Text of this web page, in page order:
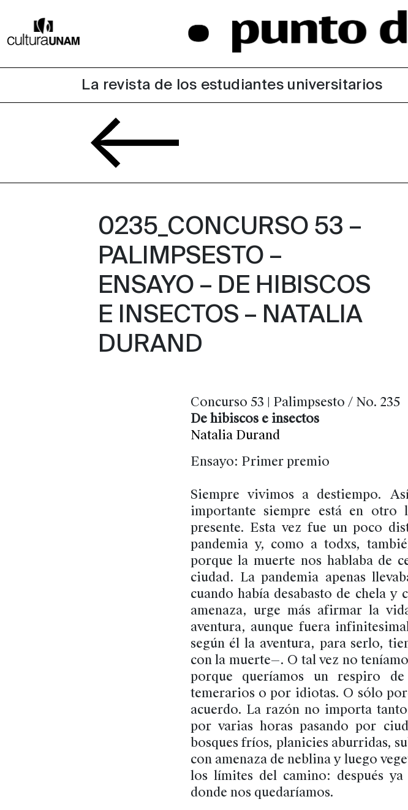
La revista de los estudiantes universitarios
0235_CONCURSO 53 –
PALIMPSESTO –
ENSAYO – DE HIBISCOS
E INSECTOS – NATALIA
DURAND
Concurso 53 | Palimpsesto / No. 235
De hibiscos e insectos
Natalia Durand
Ensayo: Primer premio
Siempre vivimos a destiempo.
importante siempre está en
presente. Esta vez fue un poco
pandemia y, como a todxs,
porque la muerte nos hablaba de
ciudad. La pandemia apenas
cuando había desabasto de chela
amenaza, urge más afirmar la
aventura, aunque fuera
según él la aventura, para serlo,
con la muerte—. O tal vez no
porque queríamos un respiro
temerarios o por idiotas. O sólo
acuerdo. La razón no importa
por varias horas pasando por
bosques fríos, planicies aburridas,
con amenaza de neblina y luego
los límites del camino: después
donde nos quedaríamos.